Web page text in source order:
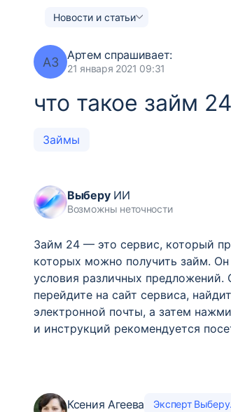
Новости и статьи
АЗ Артем спрашивает:
21 января 2021 09:31
что такое займ
Займы
ВыберуИИ
Возможны неточности
Займ 24 — это сервис, который
которых можно получить займ.
условия различных
перейдите на сайт сервиса,
электронной почты, а затем
и инструкций рекомендуется
Ксения Агеева
Эксперт